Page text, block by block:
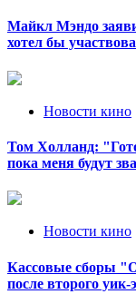
Майкл Мэндо
хотел бы
Новости кино
Том Холланд:
пока меня будут
Новости кино
Кассовые сборы
после второго уик-